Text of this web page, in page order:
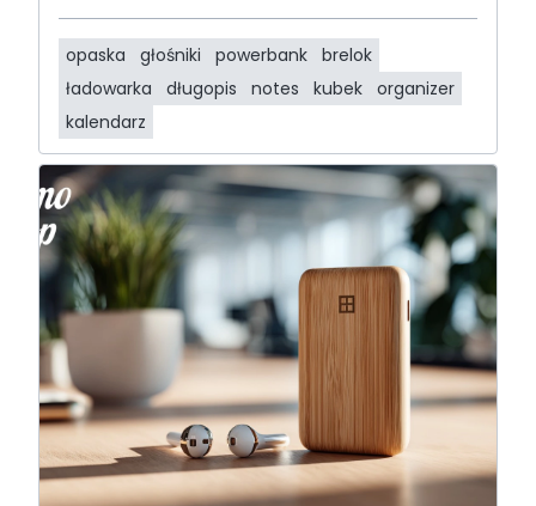
opaska głośniki powerbank brelok
ładowarka
długopis notes kubek organizer
kalendarz